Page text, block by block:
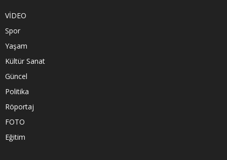
VİDEO
Spor
Yaşam
Kültür Sanat
Güncel
Politika
Röportaj
FOTO
Eğitim